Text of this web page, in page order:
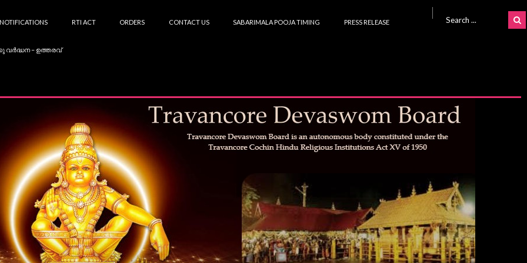
NOTIFICATIONS RTI ACT ORDERS CONTACT US SABARIMALA POOJA TIMING PRESS RELEASE
വർദ്ധന – ഉത്തരവ്